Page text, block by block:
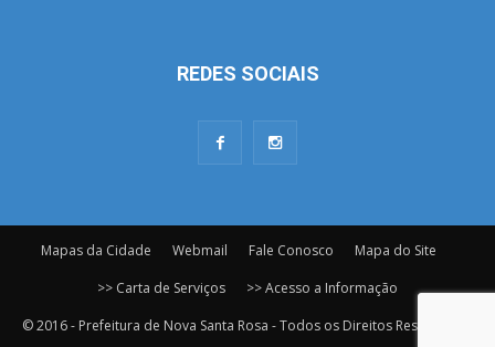
REDES SOCIAIS
Mapas da Cidade Webmail Fale Conosco
Mapa do Site
>> Carta de Serviços
>> Acesso a Informação
© 2016 - Prefeitura de Nova Santa Rosa - Todos os Direitos Reservados.